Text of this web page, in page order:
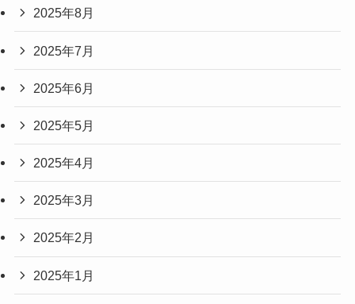
2025年8月
2025年7月
2025年6月
2025年5月
2025年4月
2025年3月
2025年2月
2025年1月